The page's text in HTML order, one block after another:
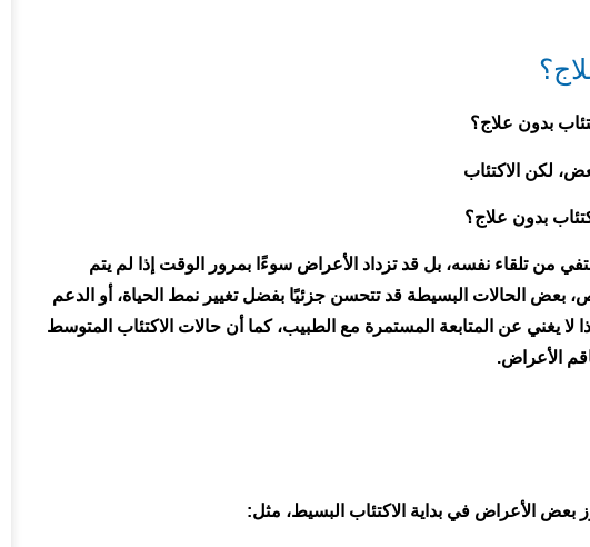
بدون علاج؟
لكن الاكتئاب
بدون علاج؟
من تلقاء نفسه، بل قد تزداد الأعراض سوءًا بمرور الوقت إذا لم يتم
بعض الحالات البسيطة قد تتحسن جزئيًا بفضل تغيير نمط الحياة، أو الدعم
يغني عن المتابعة المستمرة مع الطبيب، كما أن حالات الاكتئاب المتوسط
الأعراض.
الأعراض في بداية الاكتئاب البسيط، مثل: